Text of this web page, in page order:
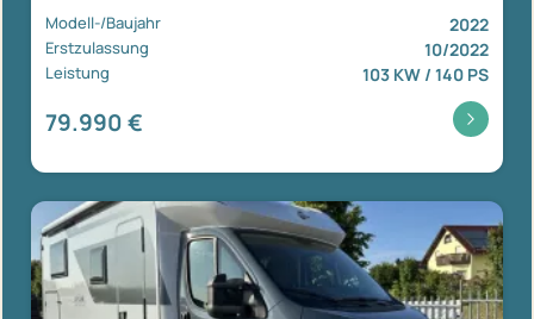
Modell-/Baujahr 2022
Erstzulassung 10/2022
Leistung 103 KW / 140 PS
79.990 €